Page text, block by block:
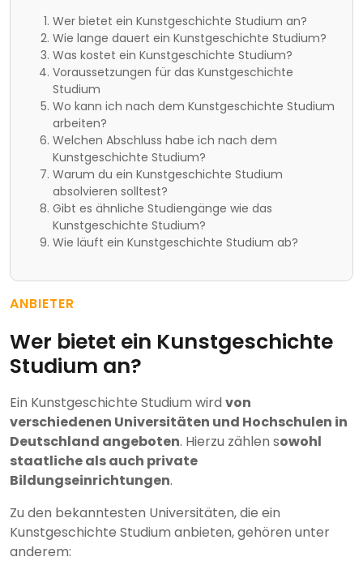
Wer bietet ein Kunstgeschichte Studium an?
Wie lange dauert ein Kunstgeschichte Studium?
Was kostet ein Kunstgeschichte Studium?
Voraussetzungen für das Kunstgeschichte
Studium
Wo kann ich nach dem Kunstgeschichte Studium
arbeiten?
Welchen Abschluss habe ich nach dem
Kunstgeschichte Studium?
Warum du ein Kunstgeschichte Studium
absolvieren solltest?
Gibt es ähnliche Studiengänge wie das
Kunstgeschichte Studium?
Wie läuft ein Kunstgeschichte Studium ab?
ANBIETER
Wer bietet ein Kunstgeschichte
Studium an?
Ein Kunstgeschichte Studium wird von
verschiedenen Universitäten und Hochschulen in
Deutschland angeboten. Hierzu zählen sowohl
staatliche als auch private
Bildungseinrichtungen.
Zu den bekanntesten Universitäten, die ein
Kunstgeschichte Studium anbieten, gehören unter
anderem: